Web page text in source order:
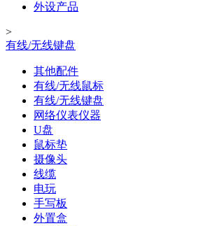
外设产品
>
有线/无线键盘
其他配件
有线/无线鼠标
有线/无线键盘
网络仪表仪器
U盘
鼠标垫
摄像头
线缆
电玩
手写板
外置盒